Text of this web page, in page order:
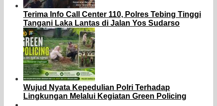
Terima Info Call Center 110, Polres Tebing Tinggi
Tangani Laka Lantas di Jalan Yos Sudarso
Wujud Nyata Kepedulian Polri Terhadap
Lingkungan Melalui Kegiatan Green Policing